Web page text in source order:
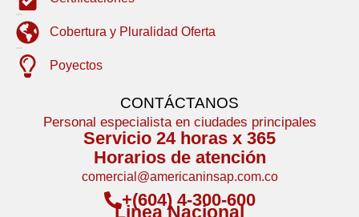
Cobertura y Pluralidad Oferta
Poyectos
CONTÁCTANOS
Personal especialista en ciudades principales
Servicio 24 horas x 365
Horarios de atención
comercial@americaninsap.com.co
+(604) 4-300-600
Linea Nacional